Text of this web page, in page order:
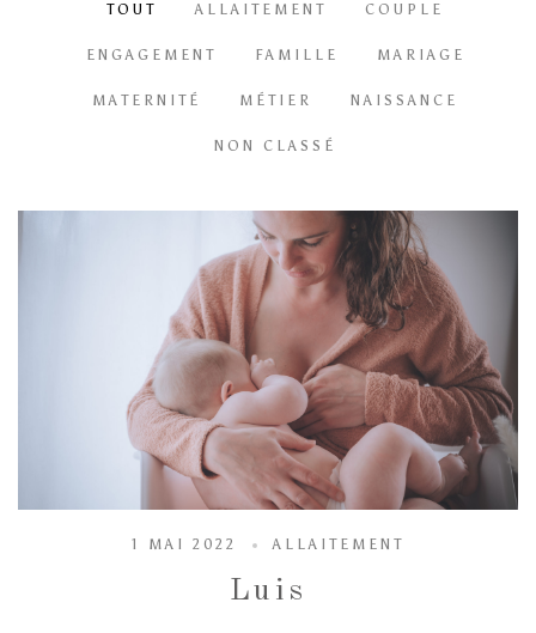
TOUT ALLAITEMENT COUPLE
ENGAGEMENT FAMILLE MARIAGE
MATERNITÉ MÉTIER NAISSANCE
NON CLASSÉ
1 MAI 2022 ALLAITEMENT
Luis